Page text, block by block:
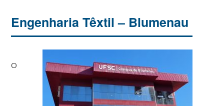
Engenharia Têxtil – Blumenau
O